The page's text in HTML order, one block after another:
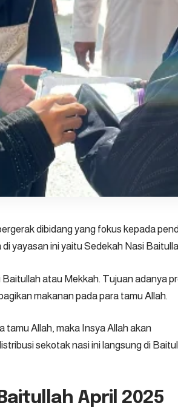
dibidang yang fokus kepada
yayasan ini yaitu Sedekah Nasi
atau Mekkah. Tujuan adanya
makanan pada para tamu Allah.
tamu Allah, maka Insya Allah akan
sekotak nasi ini langsung di
April 2025